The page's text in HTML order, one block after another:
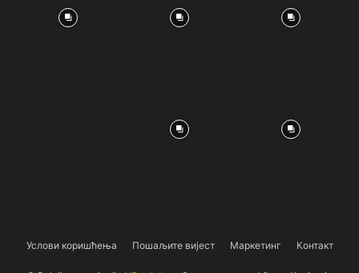
Услови коришћења Пошаљите вијест Маркетинг Контакт